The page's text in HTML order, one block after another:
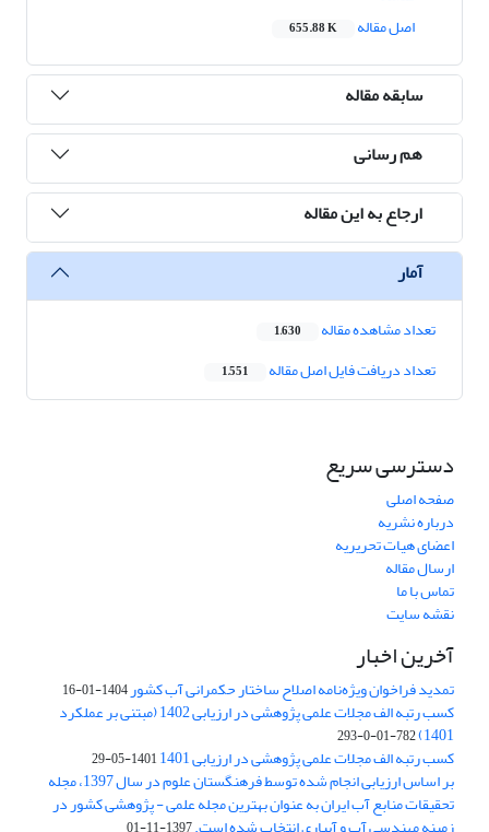
اصل مقاله
655.88 K
سابقه مقاله
هم رسانی
ارجاع به این مقاله
آمار
تعداد مشاهده مقاله 1,630
تعداد دریافت فایل اصل مقاله 1,551
دسترسی سریع
صفحه اصلی
درباره نشریه
اعضای هیات تحریریه
ارسال مقاله
تماس با ما
نقشه سایت
آخرین اخبار
تمدید فراخوان ویژه‌نامه اصلاح ساختار حکمرانی آب کشور1404-01-16
کسب رتبه الف مجلات علمی پژوهشی در ارزیابی 1402 (مبتنی بر عملکرد
1401)
782-01-0-293
کسب رتبه الف مجلات علمی پژوهشی در ارزیابی 1401 1401-05-29
بر اساس ارزیابی انجام شده توسط فرهنگستان علوم در سال 1397، مجله
تحقیقات منابع آب ایران به عنوان بهترین مجله علمی - پژوهشی کشور در